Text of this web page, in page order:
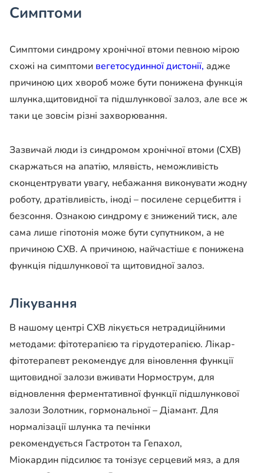
Симптоми
Симптоми синдрому хронічної втоми певною мірою
схожі на симптоми вегетосудинної дистонії, адже
причиною цих хвороб може бути понижена функція
шлунка,щитовидної та підшлункової залоз, але все ж
таки це зовсім різні захворювання.
Зазвичай люди із синдромом хронічної втоми (СХВ)
скаржаться на апатію, млявість, неможливість
сконцентрувати увагу, небажання виконувати жодну
роботу, дратівливість, іноді – посилене серцебиття і
безсоння. Ознакою синдрому є знижений тиск, але
сама лише гіпотонія може бути супутником, а не
причиною СХВ. А причиною, найчастіше є понижена
функція підшлункової та щитовидної залоз.
Лікування
В нашому центрі СХВ лікується нетрадиційними
методами: фітотерапією та гірудотерапією. Лікар-
фітотерапевт рекомендує для віновлення функції
щитовидної залози вживати Нормострум, для
відновлення ферментативної функції підшлункової
залози Золотник, гормональної – Діамант. Для
нормалізації шлунка та печінки
рекомендується Гастротон та Гепахол,
Міокардин підсилює та тонізує серцевий мяз, а для